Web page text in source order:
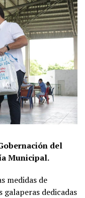
del
Municipal.
medidas de
dedicadas